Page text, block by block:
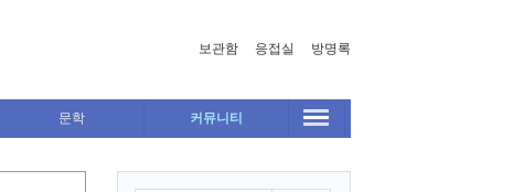
보관함 응접실 방명록
문학 커뮤니티